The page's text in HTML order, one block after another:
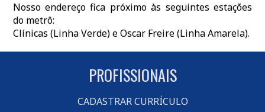
Nosso endereço fica próximo às seguintes estações
do metrô:
Clínicas (Linha Verde) e Oscar Freire (Linha Amarela).
PROFISSIONAIS
CADASTRAR CURRÍCULO